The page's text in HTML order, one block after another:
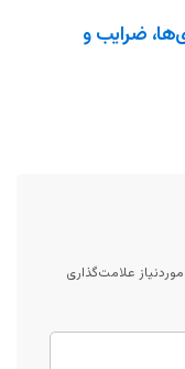
ترکیب، بازی‌ها، ضرایب و
علامت‌گذاری